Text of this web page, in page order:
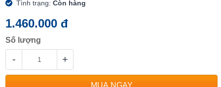
Tình trạng:Còn hàng
1.460.000 đ
Số lượng
- +